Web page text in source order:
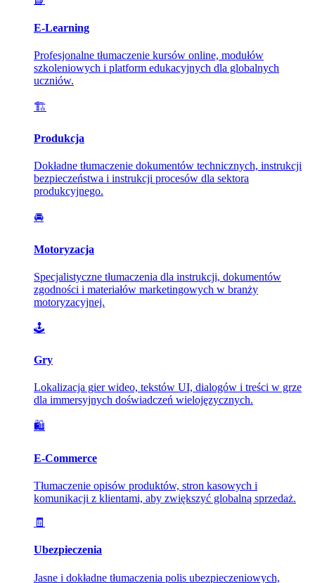
E-Learning
Profesjonalne tłumaczenie kursów online, modułów
szkoleniowych i platform edukacyjnych dla globalnych
uczniów.
🏗️
Produkcja
Dokładne tłumaczenie dokumentów technicznych, instrukcji
bezpieczeństwa i instrukcji procesów dla sektora
produkcyjnego.
🚘
Motoryzacja
Specjalistyczne tłumaczenia dla instrukcji, dokumentów
zgodności i materiałów marketingowych w branży
motoryzacyjnej.
🕹️
Gry
Lokalizacja gier wideo, tekstów UI, dialogów i treści w grze
dla immersyjnych doświadczeń wielojęzycznych.
🛍️
E-Commerce
Tłumaczenie opisów produktów, stron kasowych i
komunikacji z klientami, aby zwiększyć globalną sprzedaż.
🧾
Ubezpieczenia
Jasne i dokładne tłumaczenia polis ubezpieczeniowych,